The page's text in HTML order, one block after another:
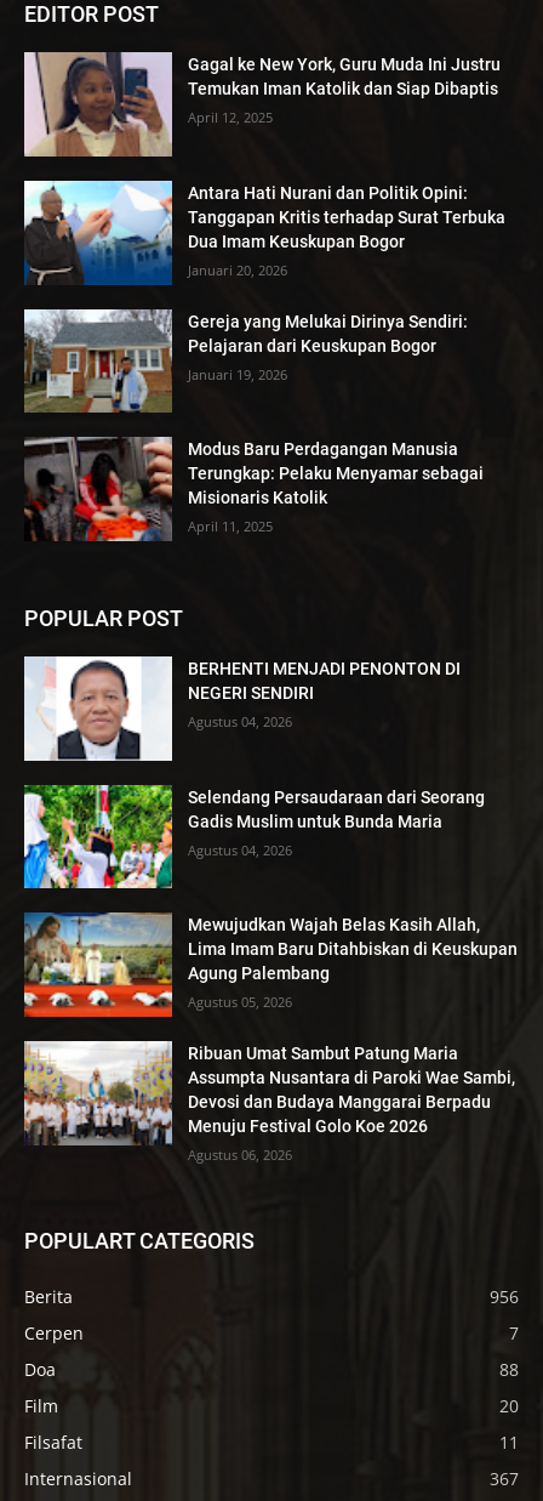
EDITOR POST
Gagal ke New York, Guru Muda Ini Justru
Temukan Iman Katolik dan Siap Dibaptis
April 12, 2025
Antara Hati Nurani dan Politik Opini:
Tanggapan Kritis terhadap Surat Terbuka
Dua Imam Keuskupan Bogor
Januari 20, 2026
Gereja yang Melukai Dirinya Sendiri:
Pelajaran dari Keuskupan Bogor
Januari 19, 2026
Modus Baru Perdagangan Manusia
Terungkap: Pelaku Menyamar sebagai
Misionaris Katolik
April 11, 2025
POPULAR POST
BERHENTI MENJADI PENONTON DI
NEGERI SENDIRI
Agustus 04, 2026
Selendang Persaudaraan dari Seorang
Gadis Muslim untuk Bunda Maria
Agustus 04, 2026
Mewujudkan Wajah Belas Kasih Allah,
Lima Imam Baru Ditahbiskan di Keuskupan
Agung Palembang
Agustus 05, 2026
Ribuan Umat Sambut Patung Maria
Assumpta Nusantara di Paroki Wae Sambi,
Devosi dan Budaya Manggarai Berpadu
Menuju Festival Golo Koe 2026
Agustus 06, 2026
POPULART CATEGORIS
Berita
956
Cerpen
7
Doa
88
Film
20
Filsafat
11
Internasional
367